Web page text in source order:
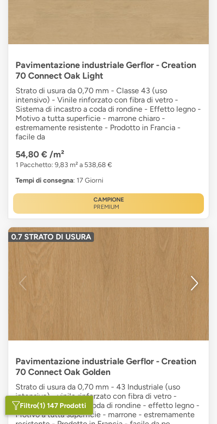
Pavimentazione industriale Gerflor - Creation
70 Connect Oak Light
Strato di usura da 0,70 mm - Classe 43 (uso
intensivo) - Vinile rinforzato con fibra di vetro -
Sistema di incastro a coda di rondine - Effetto legno -
Motivo a tutta superficie - marrone chiaro -
estremamente resistente - Prodotto in Francia -
facile da
54,80 € /m²
1 Pacchetto: 9,83 m² a 538,68 €
Tempi di consegna: 17 Giorni
CAMPIONE
PREMIUM
0.7 STRATO DI USURA
Pavimentazione industriale Gerflor - Creation
70 Connect Oak Golden
Strato di usura da 0,70 mm - 43 Industriale (uso
intensivo) - vinile rinforzato con fibra di vetro -
sistema di incastro a coda di rondine - effetto legno -
Motivo a tutta superficie - marrone - estremamente
Filtro(1) 147 Prodotti